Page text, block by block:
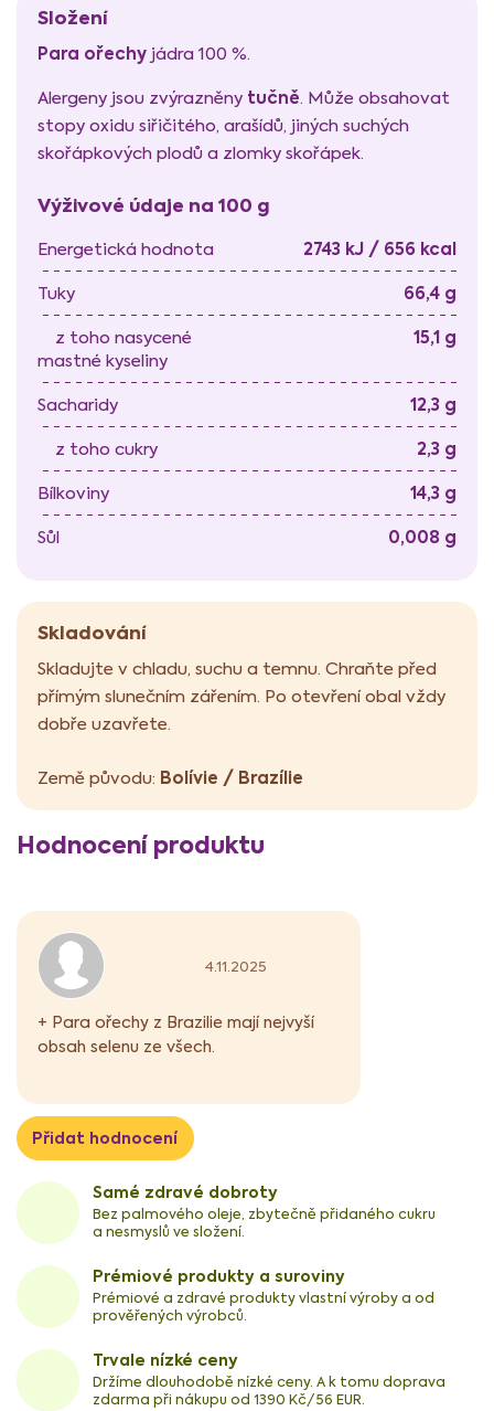
Samé zdravé dobroty
Bez palmového oleje, zbytečně přidaného cukru
a nesmyslů ve složení.
Prémiové produkty a suroviny
Prémiové a zdravé produkty vlastní výroby a od
prověřených výrobců.
Trvale nízké ceny
Držíme dlouhodobě nízké ceny. A k tomu doprava
zdarma při nákupu od 1390 Kč/56 EUR.
Složení
Para ořechy jádra 100 %.
Alergeny jsou zvýrazněny tučně. Může obsahovat
stopy oxidu siřičitého, arašídů, jiných suchých
skořápkových plodů a zlomky skořápek.
Výživové údaje na 100 g
Energetická hodnota 2743 kJ / 656 kcal
Tuky 66,4 g
z toho nasycené
mastné kyseliny
15,1 g
Sacharidy 12,3 g
z toho cukry 2,3 g
Bílkoviny 14,3 g
Sůl 0,008 g
Skladování
Skladujte v chladu, suchu a temnu. Chraňte před
přímým slunečním zářením. Po otevření obal vždy
dobře uzavřete.
Země původu: Bolívie / Brazílie
Hodnocení produktu
Přidat hodnocení
V
ý
s
n
Hodnocení produktu je 5 z 5 hvězdiček.
4.11.2025
+ Para ořechy z Brazilie mají nejvyší
obsah selenu ze všech.